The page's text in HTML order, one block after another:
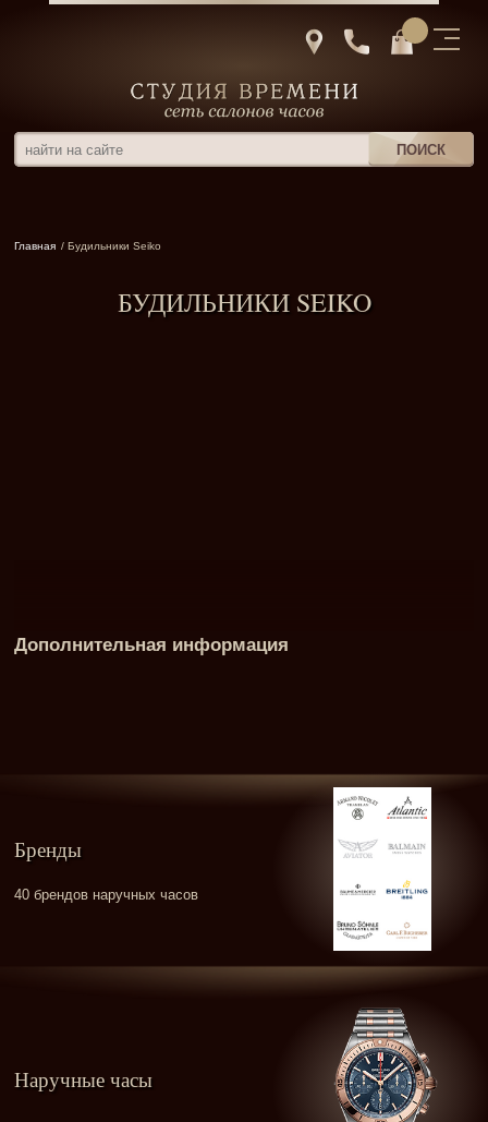
Главная / Будильники Seiko
БУДИЛЬНИКИ SEIKO
Дополнительная информация
Бренды
40 брендов наручных часов
Наручные часы